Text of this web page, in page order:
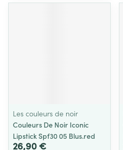
Les couleurs de noir
Couleurs De Noir Iconic
Lipstick Spf30 05 Blus.red
26,90 €